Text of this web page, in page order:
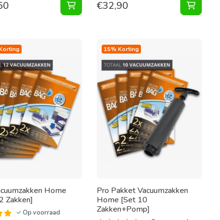
aan winkelwagen
130X100 [Set 2 Zakken] toevoegen aan winkelwagen
Vacuumzak voor Matras 240X130 [Per
€32,90
Home
Zakken]
Op voorraad
15% Korting
Pro Pakket Vacuumzakken
Home [Set 10
Zakken+Pomp]